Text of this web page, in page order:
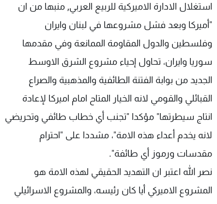
استغلال الادارة الاميركية للربيع العربي, منبها من ان
"أميركا وبعد فشل مشروعها في لبنان وايران
وفلسطين والدول المقاومة الممانعة وفي مقدمها
سوريا وايران، تحاول إحياء مشروع الشرق الاوسط
الجديد من بوابة الفتنة الطائفية والمذهبية والصراع
القبائلي والقومي لانه الخيار المتاح امام اميركا لإعادة
انتاج سيطرتها" مؤكدا "تجنب أي خطاب طائفي وتحريضي
لانه يخدم أعداء هذه الامة"، مشددا على "احترام
مقدسات ورموز أي طائفة".
نصر الله اعتبر ان التهديد الحقيقي لهذه الامة هو
المشروع الاميركي أيا كان رئيسه، والمشروع الاسرائيلي